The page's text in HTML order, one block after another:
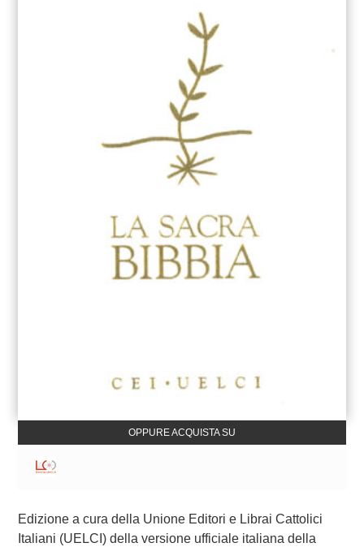
OPPURE ACQUISTA SU
Edizione a cura della Unione Editori e Librai Cattolici
Italiani (UELCI) della versione ufficiale italiana della